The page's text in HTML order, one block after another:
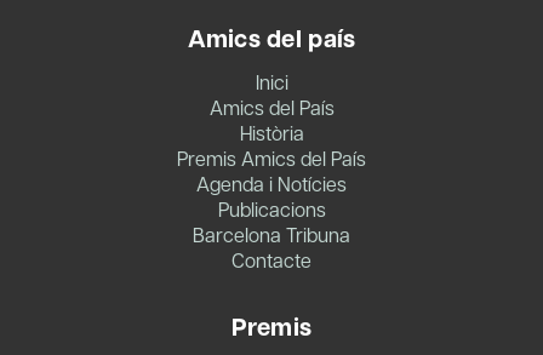
Amics del país
Inici
Amics del País
Història
Premis Amics del País
Agenda i Notícies
Publicacions
Barcelona Tribuna
Contacte
Premis